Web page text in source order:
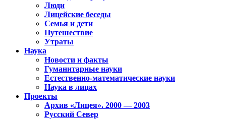
Люди
Лицейские беседы
Семья и дети
Путешествие
Утраты
Наука
Новости и факты
Гуманитарные науки
Естественно-математические науки
Наука в лицах
Проекты
Архив «Лицея». 2000 — 2003
Русский Север